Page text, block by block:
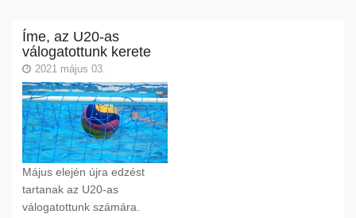
Íme, az U20-as
válogatottunk kerete
2021 május 03.
Május elején újra edzést
tartanak az U20-as
válogatottunk számára.